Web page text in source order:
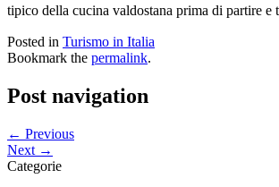
tipico della cucina valdostana prima di partire e
Posted in Turismo in Italia
Bookmark the permalink.
Post navigation
← Previous
Next →
Categorie